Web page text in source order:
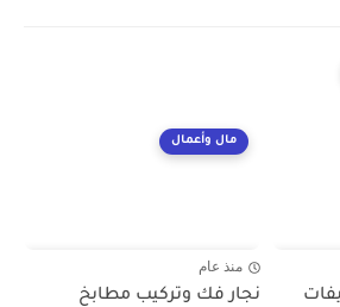
مال وأعمال
منذ عام
نجار فك وتركيب مطابخ